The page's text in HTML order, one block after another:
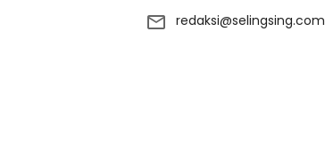
redaksi@selingsing.com